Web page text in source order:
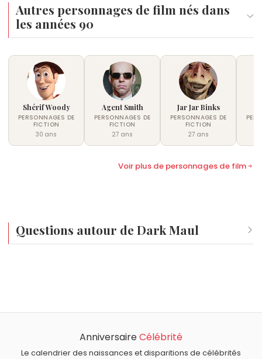
Autres personnages de film nés dans
les années 90
Shérif Woody
PERSONNAGES DE
FICTION
30 ans
Agent Smith
PERSONNAGES DE
FICTION
27 ans
Jar Jar Binks
PERSONNAGES DE
FICTION
27 ans
Voir plus de personnages de film
Questions autour de Dark Maul
Quels personnages de fiction américains sont nés en
,Bob l'éponge,Patrick Étoile de mer
Padmé AmidalaetBender Tordeur Rodríguezsont nés
AnniversaireCélébrité
Le calendrier des naissances et disparitions de célébrités